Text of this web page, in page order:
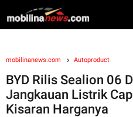
mobilinanews.com Autoproduct
BYD Rilis Sealion 06
Jangkauan Listrik
Kisaran Harganya